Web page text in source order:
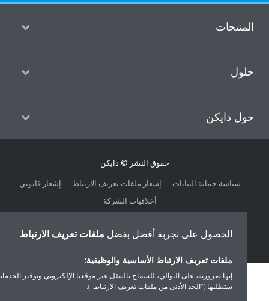
دايكن
حقوق النشر © دايكن
إشعار قانوني
إشعار ملفات تعريف الارتباط
سياسة حماية البيانات
أخلاقيات الشركة
الحصول على تجربة أفضل بفضلملفات تعريف الارتباط
ملفات تعريف الارتباط الأساسية والوظيفية:
إنها ضرورية، على التوالي، للسماح بالتنقل عبر موقعنا الإلكتروني وتوفير الخدمات التي
ستطلبها ("الحد الأدنى من ملفات تعريف الارتباط").